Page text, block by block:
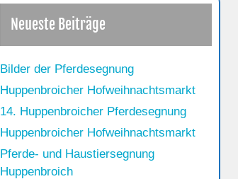
Neueste Beiträge
Bilder der Pferdesegnung
Huppenbroicher Hofweihnachtsmarkt
14. Huppenbroicher Pferdesegnung
Huppenbroicher Hofweihnachtsmarkt
Pferde- und Haustiersegnung
Huppenbroich